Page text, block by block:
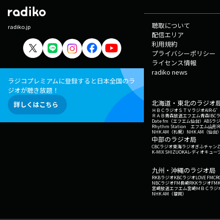
radiko.jp
ラジコプレミアムに登録すると日本全国のラ
ジオが聴き放題！
詳しくはこちら
聴取について
配信エリア
利用規約
プライバシーポリシー
ライセンス情報
radiko news
北海道・東北のラジオ
ＨＢＣラジオＳＴＶラジオAIR-G'
ＲＡＢ青森放送エフエム青森IBC
Date fm（エフエム仙台） ABSラ
Rhythm Station エフエム山形
NHK AM（札幌） NHK AM（仙台
中部のラジオ局
CBCラジオ東海ラジオぎふチャン
K-MIX SHIZUOKAレディオキュー
九州・沖縄のラジオ局
RKBラジオKBCラジオLOVE FM
NBCラジオFM長崎RKKラジオ
宮崎放送エフエム宮崎ＭＢＣラジ
NHK AM（福岡）